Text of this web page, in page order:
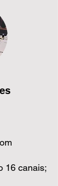
16 canais;